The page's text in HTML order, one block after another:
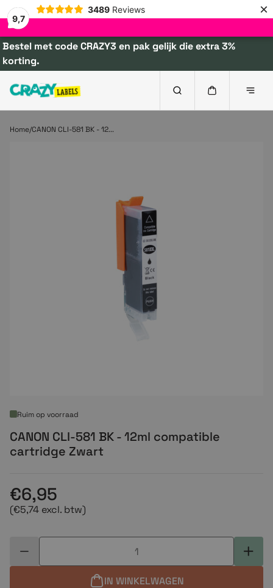
9,7
3489 Reviews ×
Bestel met code CRAZY3 en pak gelijk die extra 3%
korting.
Home CANON CLI-581 BK - 12...
Ruim op voorraad
CANON CLI-581 BK - 12ml compatible
cartridge Zwart
€6,95
(€5,74 excl. btw)
IN WINKELWAGEN